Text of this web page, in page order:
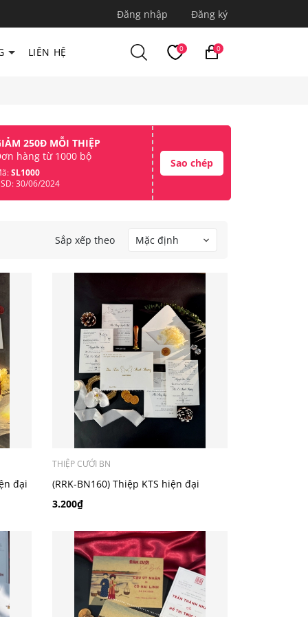
Đăng nhập Đăng ký
LIÊN HỆ 0 0
250Đ MỖI THIỆP
hàng từ 1000 bộ
SL1000
30/06/2024
Sao chép
Sắp xếp theo Mặc định
đại
THIỆP CƯỚI BN
(RRK-BN160) Thiệp KTS hiện đại
3.200₫